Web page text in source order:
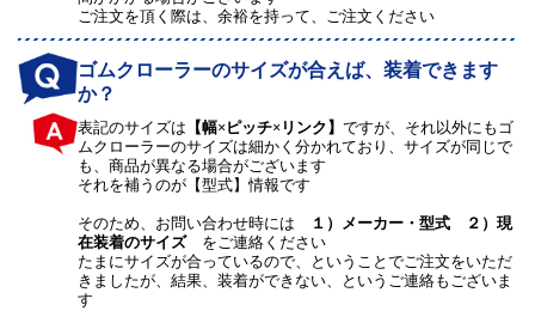
ご注文を頂く際は、余裕を持って、ご注文ください
ゴムクローラーのサイズが合えば、装着できます
か？
表記のサイズは 【幅×ピッチ×リンク】ですが、それ以外にもゴ
ムクローラーのサイズは細かく分かれており、サイズが同じで
も、商品が異なる場合がございます
それを補うのが【型式】情報です
そのため、お問い合わせ時には
１）メーカー・型式 ２）現
在装着のサイズをご連絡ください
たまにサイズが合っているので、ということでご注文をいただ
きましたが、結果、装着ができない、というご連絡もございま
す